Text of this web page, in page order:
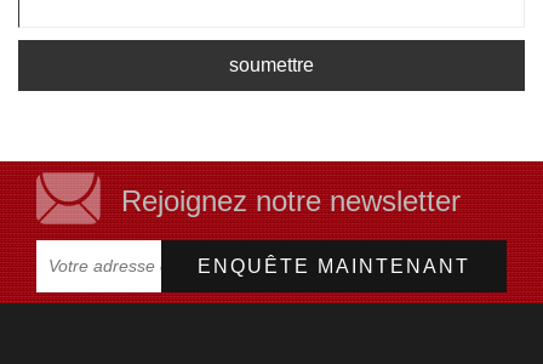
soumettre
Rejoignez notre newsletter